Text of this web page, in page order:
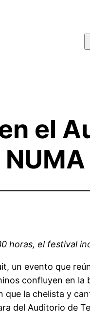
el
horas, el festival
un evento que
confluyen en la
la chelista y
del Auditorio de